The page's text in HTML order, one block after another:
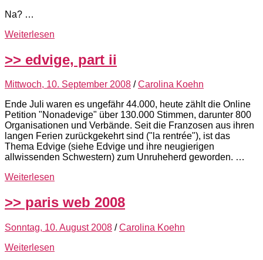
Na? …
Weiterlesen
>> edvige, part ii
Mittwoch, 10. September 2008 /Carolina Koehn
Ende Juli waren es ungefähr 44.000, heute zählt die Online
Petition "Nonadevige" über 130.000 Stimmen, darunter 800
Organisationen und Verbände. Seit die Franzosen aus ihren
langen Ferien zurückgekehrt sind ("la rentrée"), ist das
Thema Edvige (siehe Edvige und ihre neugierigen
allwissenden Schwestern) zum Unruheherd geworden. …
Weiterlesen
>> paris web 2008
Sonntag, 10. August 2008 /Carolina Koehn
Weiterlesen